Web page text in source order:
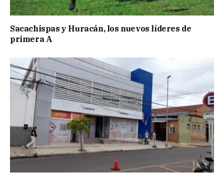
Sacachispas y Huracán, los nuevos líderes de
primera A